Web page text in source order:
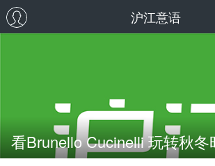
沪江意语
看Brunello Cucinelli 玩转秋冬